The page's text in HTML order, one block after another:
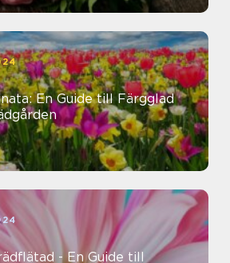
En Guide till Färgglad
- En Guide till